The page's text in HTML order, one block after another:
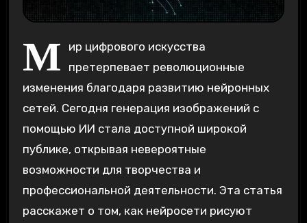
М
ир цифрового искусства
претерпевает революционные
изменения благодаря развитию нейронных
сетей. Сегодня генерация изображений с
помощью ИИ стала доступной широкой
публике, открывая невероятные
возможности для творчества и
профессиональной деятельности. Эта статья
расскажет о том, как нейросети рисуют